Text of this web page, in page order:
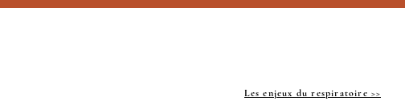
Les enjeux du respiratoire >>